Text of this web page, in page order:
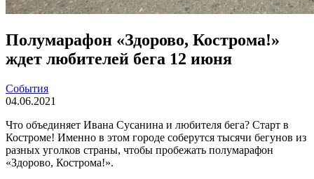
Полумарафон «Здорово, Кострома!»
ждет любителей бега 12 июня
События
04.06.2021
Что объединяет Ивана Сусанина и любителя бега? Старт в
Костроме! Именно в этом городе соберутся тысячи бегунов из
разных уголков страны, чтобы пробежать полумарафон
«Здорово, Кострома!».